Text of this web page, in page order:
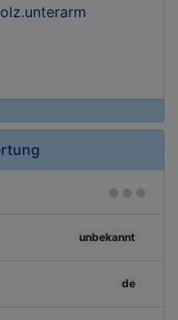
unbekannt
de